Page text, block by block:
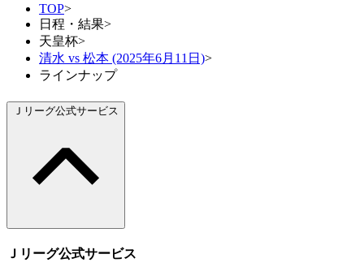
TOP>
日程・結果>
天皇杯>
清水 vs 松本 (2025年6月11日)>
ラインナップ
Ｊリーグ公式サービス
Ｊリーグ公式サービス